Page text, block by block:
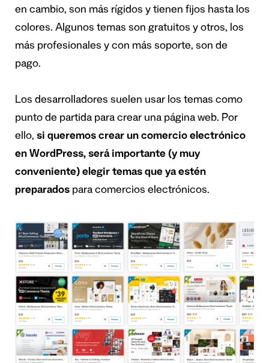
en cambio, son más rígidos y tienen fijos hasta los
colores. Algunos temas son gratuitos y otros, los
más profesionales y con más soporte, son de
pago.
Los desarrolladores suelen usar los temas como
punto de partida para crear una página web. Por
ello, si queremos crear un comercio electrónico
en WordPress, será importante (y muy
conveniente) elegir temas que ya estén
preparados para comercios electrónicos.